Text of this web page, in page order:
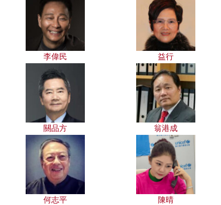
李偉民 益行
關品方 翁港成
何志平 陳晴